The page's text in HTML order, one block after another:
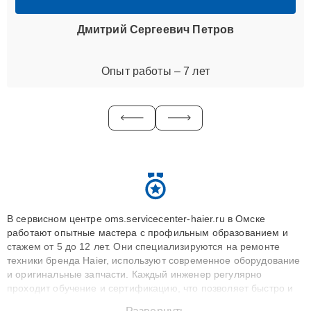
Дмитрий Сергеевич Петров
Опыт работы – 7 лет
В сервисном центре oms.servicecenter-haier.ru в Омске
работают опытные мастера с профильным образованием и
стажем от 5 до 12 лет. Они специализируются на ремонте
техники бренда Haier, используют современное оборудование
и оригинальные запчасти. Каждый инженер регулярно
проходит обучение и сертификацию, что позволяет быстро и